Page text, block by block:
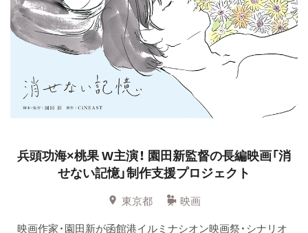
兵頭功海×桃果 W主演！ 園田新監督の長編映画「消
せない記憶」制作支援プロジェクト
東京都
映画
映画作家・園田新が函館港イルミナシオン映画祭・シナリオ